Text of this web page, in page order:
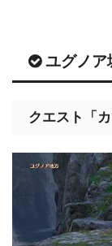
ユグノア
クエスト「